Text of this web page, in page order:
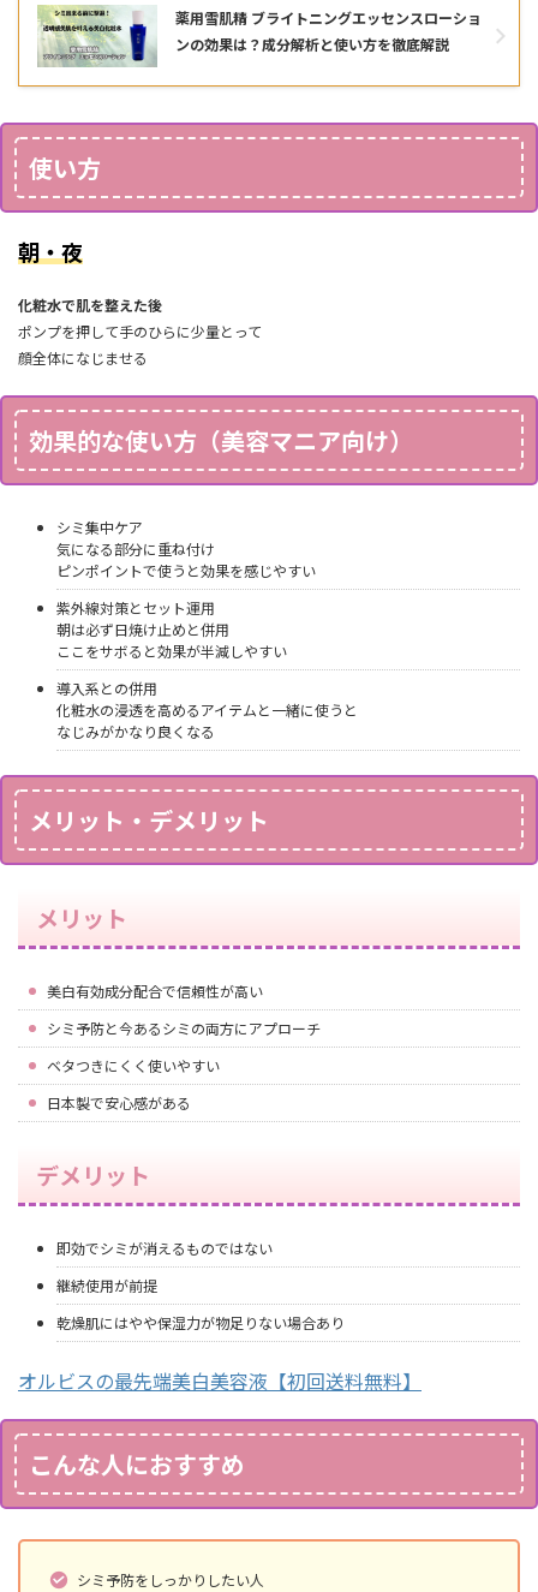
薬用雪肌精 ブライトニングエッセンスローショ
ンの効果は？成分解析と使い方を徹底解説
使い方
朝・夜
化粧水で肌を整えた後
ポンプを押して手のひらに少量とって
顔全体になじませる
効果的な使い方（美容マニア向け）
シミ集中ケア
気になる部分に重ね付け
ピンポイントで使うと効果を感じやすい
紫外線対策とセット運用
朝は必ず日焼け止めと併用
ここをサボると効果が半減しやすい
導入系との併用
化粧水の浸透を高めるアイテムと一緒に使うと
なじみがかなり良くなる
メリット・デメリット
メリット
美白有効成分配合で信頼性が高い
シミ予防と今あるシミの両方にアプローチ
ベタつきにくく使いやすい
日本製で安心感がある
デメリット
即効でシミが消えるものではない
継続使用が前提
乾燥肌にはやや保湿力が物足りない場合あり
オルビスの最先端美白美容液【初回送料無料】
こんな人におすすめ
シミ予防をしっかりしたい人